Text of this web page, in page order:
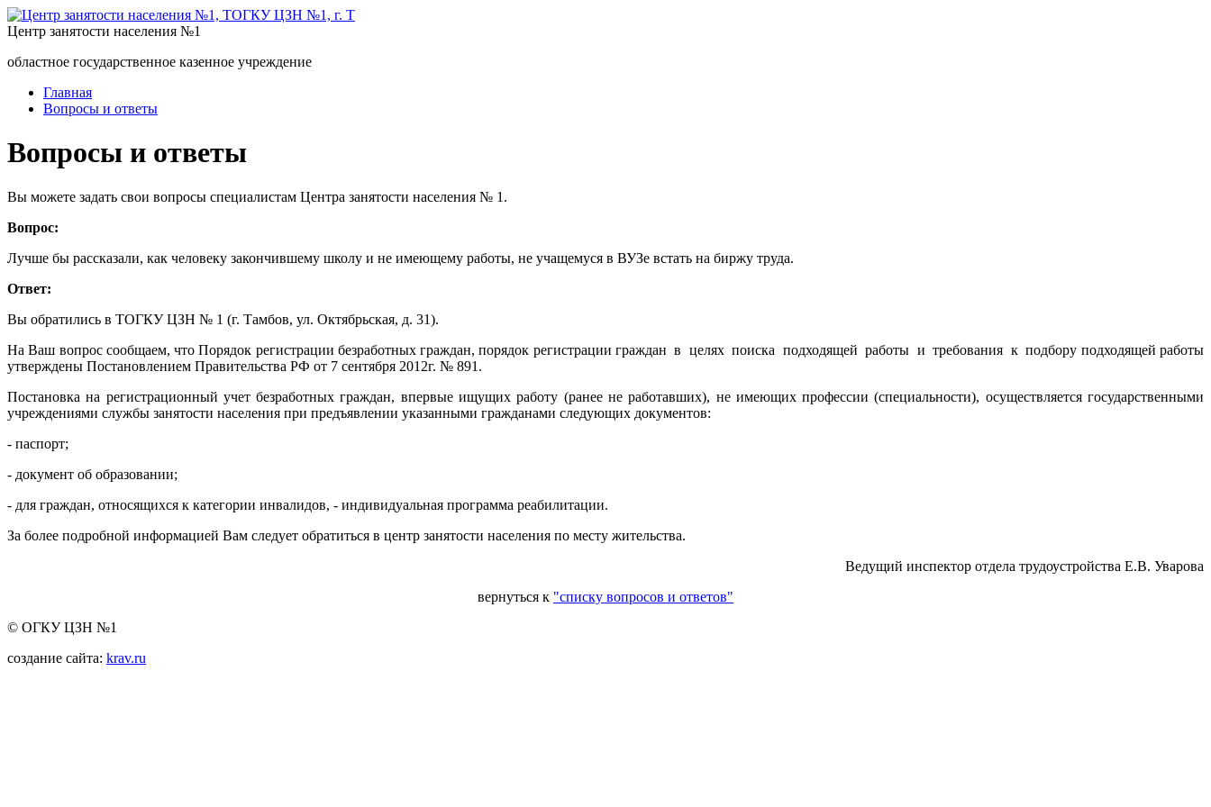
Центр занятости населения №1
областное государственное казенное учреждение
Главная
Вопросы и ответы
Вопросы и ответы
Вы можете задать свои вопросы специалистам Центра занятости населения № 1.
Вопрос:
Лучше бы рассказали, как человеку закончившему школу и не имеющему работы, не учащемуся в ВУЗе встать на биржу труда.
Ответ:
Вы обратились в ТОГКУ ЦЗН № 1 (г. Тамбов, ул. Октябрьская, д. 31).
На Ваш вопрос сообщаем, что Порядок регистрации безработных граждан, порядок регистрации граждан в целях поиска подходящей работы и требования к подбору подходящей работы
утверждены Постановлением Правительства РФ от 7 сентября 2012г. № 891.
Постановка на регистрационный учет безработных граждан, впервые ищущих работу (ранее не работавших), не имеющих профессии (специальности), осуществляется государственными
учреждениями службы занятости населения при предъявлении указанными гражданами следующих документов:
- паспорт;
- документ об образовании;
- для граждан, относящихся к категории инвалидов, - индивидуальная программа реабилитации.
За более подробной информацией Вам следует обратиться в центр занятости населения по месту жительства.
Ведущий инспектор отдела трудоустройства Е.В. Уварова
вернуться к "списку вопросов и ответов"
© ОГКУ ЦЗН №1
создание сайта: krav.ru